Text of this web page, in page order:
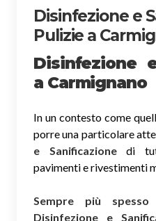
Disinfezione e
Pulizie a
Disinfezione
a Carmignano
In un contesto come
porre una particolare
e Sanificazionedi
pavimenti e rivestimenti
Sempre più
Disinfezione e